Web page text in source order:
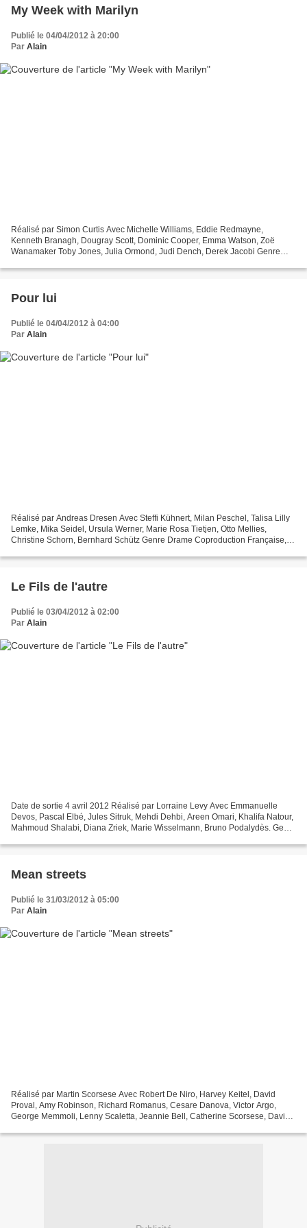
My Week with Marilyn
Publié le 04/04/2012 à 20:00
Par Alain
Réalisé par Simon Curtis Avec Michelle Williams, Eddie Redmayne,
Kenneth Branagh, Dougray Scott, Dominic Cooper, Emma Watson, Zoë
Wanamaker Toby Jones, Julia Ormond, Judi Dench, Derek Jacobi Genre
Pour lui
Publié le 04/04/2012 à 04:00
Par Alain
Réalisé par Andreas Dresen Avec Steffi Kühnert, Milan Peschel, Talisa Lilly
Lemke, Mika Seidel, Ursula Werner, Marie Rosa Tietjen, Otto Mellies,
Christine Schorn, Bernhard Schütz Genre Drame Coproduction Française,
Le Fils de l'autre
Publié le 03/04/2012 à 02:00
Par Alain
Date de sortie 4 avril 2012 Réalisé par Lorraine Levy Avec Emmanuelle
Devos, Pascal Elbé, Jules Sitruk, Mehdi Dehbi, Areen Omari, Khalifa Natour,
Mahmoud Shalabi, Diana Zriek, Marie Wisselmann, Bruno Podalydès. Genre
Mean streets
Publié le 31/03/2012 à 05:00
Par Alain
Réalisé par Martin Scorsese Avec Robert De Niro, Harvey Keitel, David
Proval, Amy Robinson, Richard Romanus, Cesare Danova, Victor Argo,
George Memmoli, Lenny Scaletta, Jeannie Bell, Catherine Scorsese, David